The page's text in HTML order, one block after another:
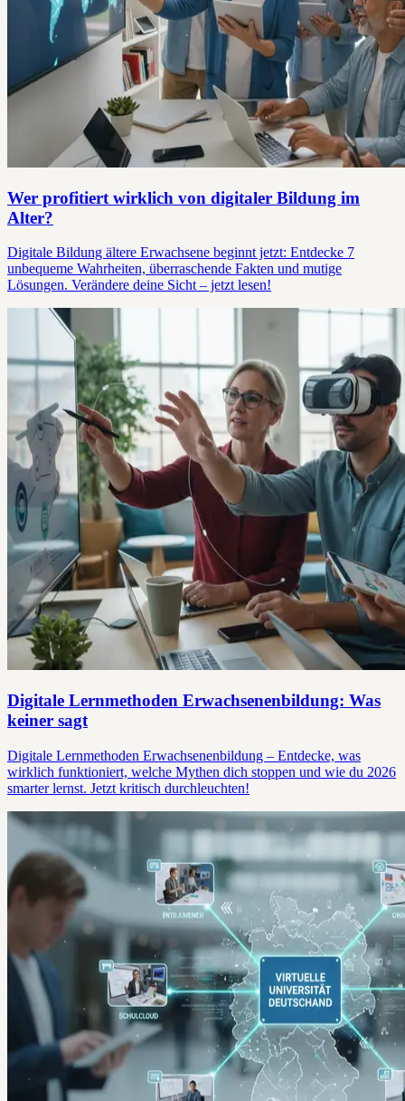
Wer profitiert wirklich von digitaler Bildung im
Alter?
Digitale Bildung ältere Erwachsene beginnt jetzt: Entdecke 7
unbequeme Wahrheiten, überraschende Fakten und mutige
Lösungen. Verändere deine Sicht – jetzt lesen!
Digitale Lernmethoden Erwachsenenbildung: Was
keiner sagt
Digitale Lernmethoden Erwachsenenbildung – Entdecke, was
wirklich funktioniert, welche Mythen dich stoppen und wie du 2026
smarter lernst. Jetzt kritisch durchleuchten!